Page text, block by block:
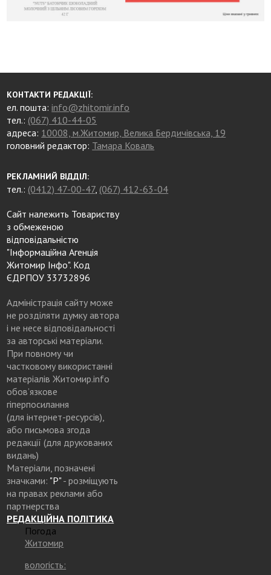
КОНТАКТИ РЕДАКЦІЇ:
ел. пошта:info@zhitomir.info
тел.: (067) 410-44-05
адреса: 10008, м.Житомир, Велика Бердичівська, 19
головний редактор: Тамара Коваль
РЕКЛАМНИЙ ВІДДІЛ:
тел.: (0412) 47-00-47, (067) 412-63-04
Сайт належить Товариству
з обмеженою
відповідальністю
"Інформаційна Агенція
Житомир Інфо". Код
ЄДРПОУ 33732896
Адміністрація сайту може
не розділяти думку автора
і не несе відповідальності
за авторські матеріали.
При повному чи
частковому використанні
матеріалів Житомир.info
обов’язкове
гіперпосилання
(для інтернет-ресурсів),
або письмова згода
редакції (для друкованих
видань)
Матеріали, позначені
значками: "Р"- розміщують
на правах реклами або
партнерства
РЕДАКЦІЙНА ПОЛІТИКА
Погода
Житомир
вологість: